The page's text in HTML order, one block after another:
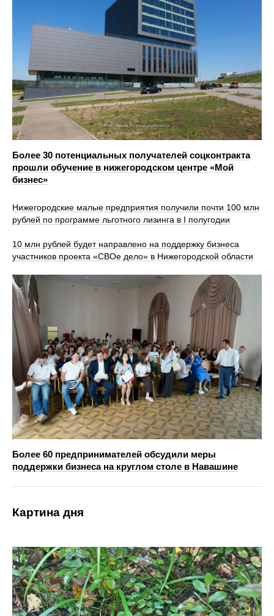
Более 30 потенциальных получателей соцконтракта
прошли обучение в нижегородском центре «Мой
бизнес»
Нижегородские малые предприятия получили почти 100 млн
рублей по программе льготного лизинга в I полугодии
10 млн рублей будет направлено на поддержку бизнеса
участников проекта «СВОе дело» в Нижегородской области
Более 60 предпринимателей обсудили меры
поддержки бизнеса на круглом столе в Навашине
Картина дня